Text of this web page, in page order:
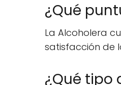
¿Qué
La Alcoholera
satisfacción de
¿Qué tipo